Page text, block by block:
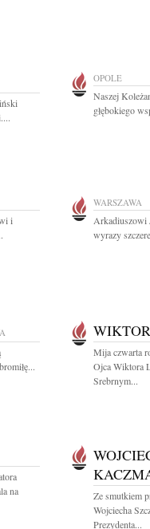
OPOLE
Naszej
głębokiego
i
WARSZAWA
Arkadiuszowi
wyrazy
Mija czwarta
Ojca Wiktora
Srebrnym...
na
Ze smutkiem
Wojciecha
Prezydenta...